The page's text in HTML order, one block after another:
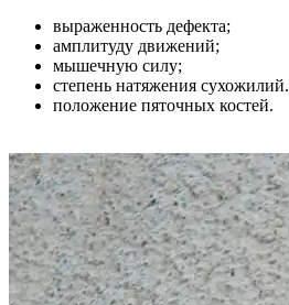
выраженность дефекта;
амплитуду движений;
мышечную силу;
степень натяжения сухожилий.
положение пяточных костей.